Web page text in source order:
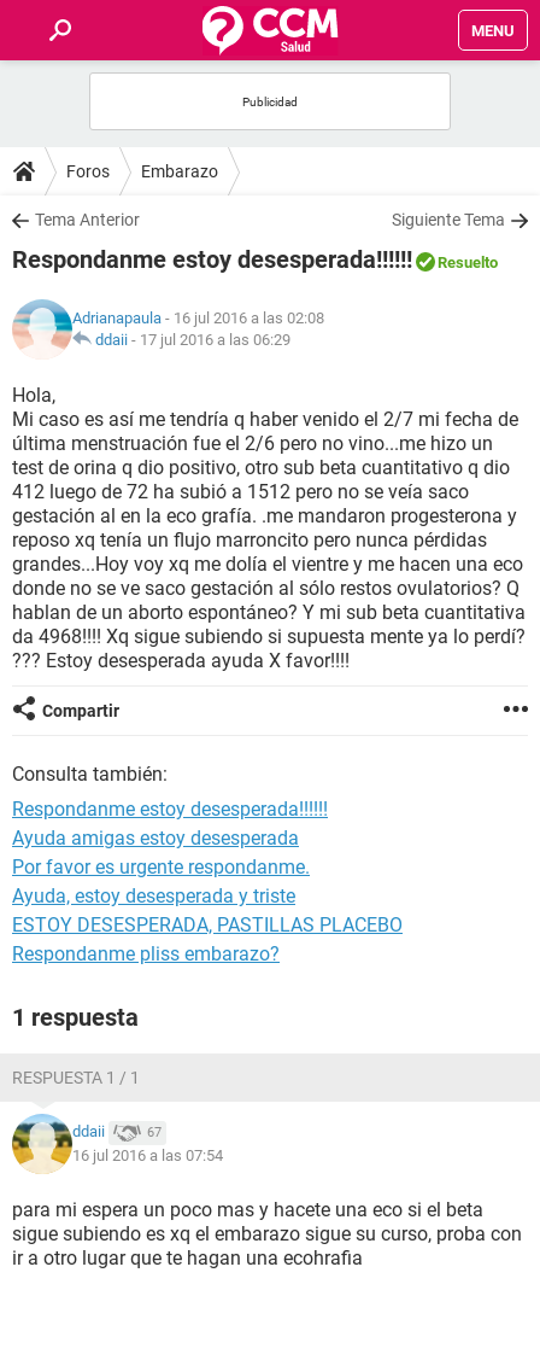
MENU
FOROS
SALUD
FAMILIA
NUTRICIÓN
BIENESTAR
SEXUALIDAD
GLOSARIO
Foros Embarazo
Tema Anterior Siguiente Tema
Respondanme estoy desesperada!!!!!! Resuelto
Adrianapaula - 16 jul 2016 a las 02:08
ddaii - 17 jul 2016 a las 06:29
Hola,
Mi caso es así me tendría q haber venido el 2/7 mi fecha de
última menstruación fue el 2/6 pero no vino...me hizo un
test de orina q dio positivo, otro sub beta cuantitativo q dio
412 luego de 72 ha subió a 1512 pero no se veía saco
gestación al en la eco grafía. .me mandaron progesterona y
reposo xq tenía un flujo marroncito pero nunca pérdidas
grandes...Hoy voy xq me dolía el vientre y me hacen una eco
donde no se ve saco gestación al sólo restos ovulatorios? Q
hablan de un aborto espontáneo? Y mi sub beta cuantitativa
da 4968!!!! Xq sigue subiendo si supuesta mente ya lo perdí?
??? Estoy desesperada ayuda X favor!!!!
Compartir
Consulta también:
Respondanme estoy desesperada!!!!!!
Ayuda amigas estoy desesperada
Por favor es urgente respondanme.
Ayuda, estoy desesperada y triste
ESTOY DESESPERADA, PASTILLAS PLACEBO
Respondanme pliss embarazo?
1 respuesta
RESPUESTA 1 / 1
ddaii 67
16 jul 2016 a las 07:54
para mi espera un poco mas y hacete una eco si el beta
sigue subiendo es xq el embarazo sigue su curso, proba con
ir a otro lugar que te hagan una ecohrafia